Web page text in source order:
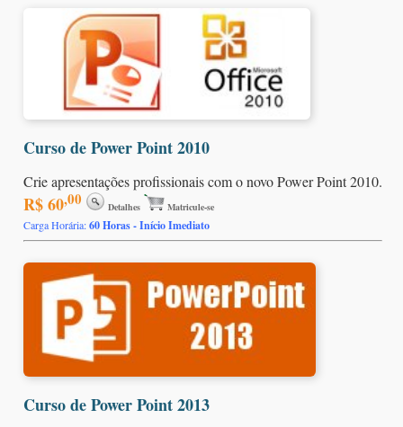
Curso de Power Point 2010
Crie apresentações profissionais com o novo Power Point 2010.
R$ 60,00 Detalhes Matricule-se
Carga Horária:60 Horas - Início Imediato
Curso de Power Point 2013